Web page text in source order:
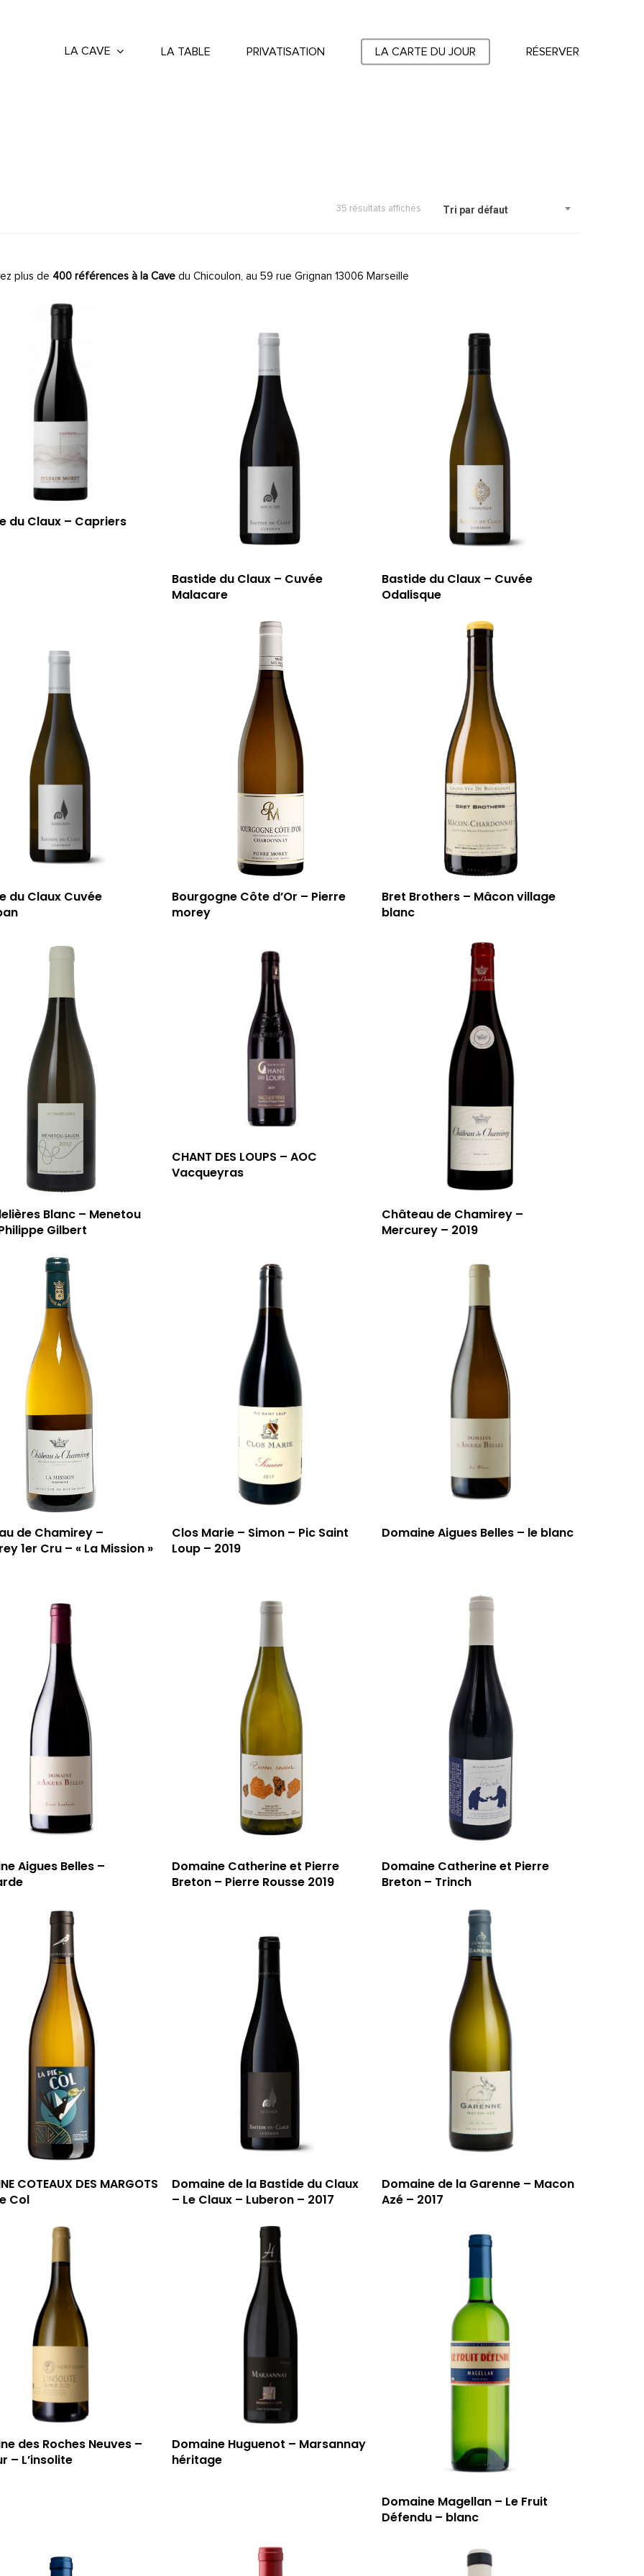
LA CAVE LA TABLE PRIVATISATION LA CARTE DU JOUR RÉSERVER
Tri par défaut
35 résultats affichés
plus de 400 références à la Cave du Chicoulon, au 59 rue Grignan 13006 Marseille
du Claux – Capriers
Bastide du Claux – Cuvée
Malacare
Bastide du Claux – Cuvée
Odalisque
du Claux Cuvée
Bourgogne Côte d’Or – Pierre
morey
Bret Brothers – Mâcon village
blanc
Blanc – Menetou
Gilbert
CHANT DES LOUPS – AOC
Vacqueyras
Château de Chamirey –
Mercurey – 2019
de Chamirey –
1er Cru – « La Mission »
Clos Marie – Simon – Pic Saint
Loup – 2019
Domaine Aigues Belles – le blanc
Aigues Belles –
Domaine Catherine et Pierre
Breton – Pierre Rousse 2019
Domaine Catherine et Pierre
Breton – Trinch
COTEAUX DES MARGOTS
Col
Domaine de la Bastide du Claux
– Le Claux – Luberon – 2017
Domaine de la Garenne – Macon
Azé – 2017
des Roches Neuves –
– L’insolite
Domaine Huguenot – Marsannay
héritage
Domaine Magellan – Le Fruit
Défendu – blanc
T: 04 91 33 46 59